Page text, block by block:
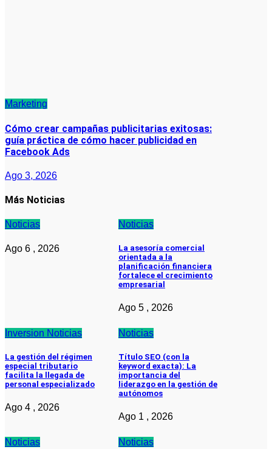
Marketing
Cómo crear campañas publicitarias exitosas:
guía práctica de cómo hacer publicidad en
Facebook Ads
Ago 3, 2026
Más Noticias
Noticias
Ago 6 , 2026
Noticias
La asesoría comercial
orientada a la
planificación financiera
fortalece el crecimiento
empresarial
Ago 5 , 2026
Inversion Noticias
La gestión del régimen
especial tributario
facilita la llegada de
personal especializado
Ago 4 , 2026
Noticias
Título SEO (con la
keyword exacta): La
importancia del
liderazgo en la gestión de
autónomos
Ago 1 , 2026
Noticias Noticias